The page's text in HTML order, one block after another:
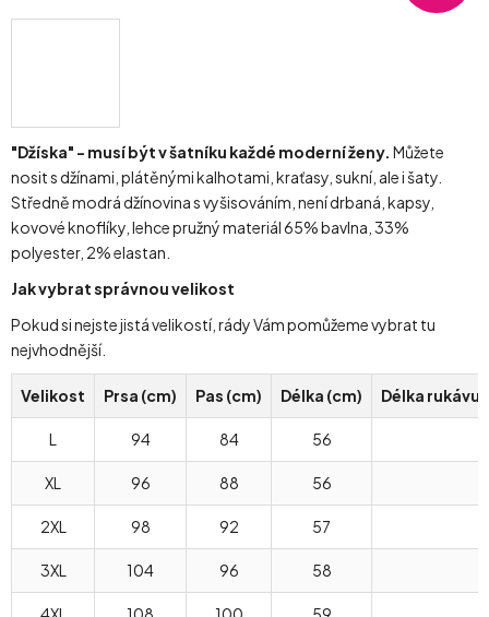
"Džíska" - musí být v šatníku každé moderní ženy. Můžete
nosit s džínami, plátěnými kalhotami, kraťasy, sukní, ale i šaty.
Středně modrá džínovina s vyšisováním, není drbaná, kapsy,
kovové knoflíky, lehce pružný materiál 65% bavlna, 33%
polyester, 2% elastan.
Jak vybrat správnou velikost
Pokud si nejste jistá velikostí, rády Vám pomůžeme vybrat tu
nejvhodnější.
Velikost Prsa (cm) Pas (cm) Délka (cm) Délka rukávu
L 94 84 56
XL 96 88 56
2XL 98 92 57
3XL 104 96 58